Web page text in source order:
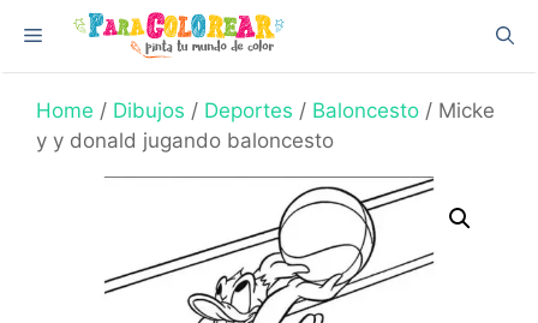
content
Menu
Home / Dibujos / Deportes / Baloncesto / Micke
y y donald jugando baloncesto